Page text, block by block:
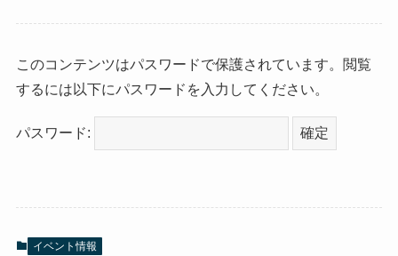
このコンテンツはパスワードで保護されています。閲覧
するには以下にパスワードを入力してください。
パスワード:
イベント情報